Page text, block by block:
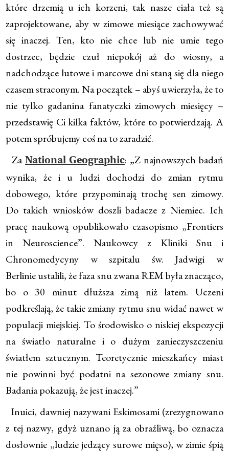
które drzemią u ich korzeni, tak nasze ciała też są
zaprojektowane, aby w zimowe miesiące zachowywać
się inaczej. Ten, kto nie chce lub nie umie tego
dostrzec, będzie czuł niepokój aż do wiosny, a
nadchodzące lutowe i marcowe dni staną się dla niego
czasem straconym. Na początek – abyś uwierzyła, że to
nie tylko gadanina fanatyczki zimowych miesięcy –
przedstawię Ci kilka faktów, które to potwierdzają. A
potem spróbujemy coś na to zaradzić.
ZaNational Geographic: „Z najnowszych badań
wynika, że i u ludzi dochodzi do zmian rytmu
dobowego, które przypominają trochę sen zimowy.
Do takich wniosków doszli badacze z Niemiec. Ich
pracę naukową opublikowało czasopismo „Frontiers
in Neuroscience”. Naukowcy z Kliniki Snu i
Chronomedycyny w szpitalu św. Jadwigi w
Berlinie ustalili, że faza snu zwana REM była znacząco,
bo o 30 minut dłuższa zimą niż latem. Uczeni
podkreślają, że takie zmiany rytmu snu widać nawet w
populacji miejskiej. To środowisko o niskiej ekspozycji
na światło naturalne i o dużym zanieczyszczeniu
światłem sztucznym. Teoretycznie mieszkańcy miast
nie powinni być podatni na sezonowe zmiany snu.
Badania pokazują, że jest inaczej.”
Inuici, dawniej nazywani Eskimosami (zrezygnowano
z tej nazwy, gdyż uznano ją za obraźliwą, bo oznacza
dosłownie „ludzie jedzący surowe mięso), w zimie śpią